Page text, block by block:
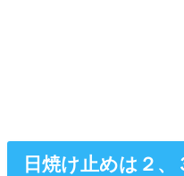
日焼け止めは２、